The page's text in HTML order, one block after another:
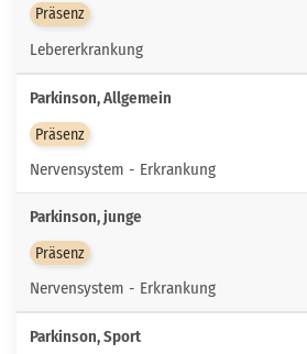
Präsenz
Lebererkrankung
Parkinson, Allgemein
Präsenz
Nervensystem - Erkrankung
Parkinson, junge
Präsenz
Nervensystem - Erkrankung
Parkinson, Sport